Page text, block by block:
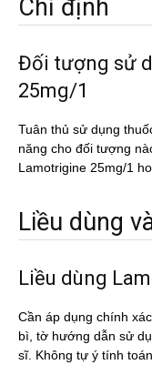
Chỉ định
Đối tượng sử
25mg/1
Tuân thủ sử dụng
năng cho đối tượng
Lamotrigine 25mg/1
Liều dùng
Liều dùng
Cần áp dụng chính
bì, tờ hướng dẫn sử
sĩ. Không tự ý tính